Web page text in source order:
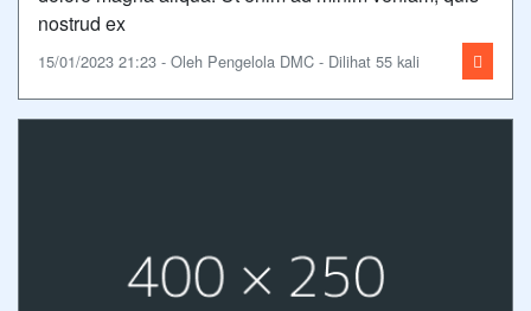
nostrud ex
15/01/2023 21:23 - Oleh Pengelola DMC - Dilihat 55 kali